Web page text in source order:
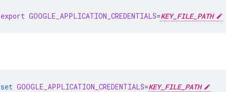
export GOOGLE_APPLICATION_CREDENTIALS=KEY_FILE_PATH
set GOOGLE_APPLICATION_CREDENTIALS=KEY_FILE_PATH